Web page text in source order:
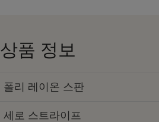
상품 정보
폴리 레이온 스판
세로 스트라이프